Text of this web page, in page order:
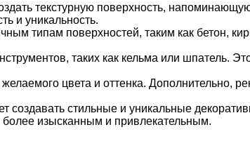
текстурную поверхность,
и уникальность.
типам поверхностей, таким как бетон,
таких как кельма или шпатель.
цвета и оттенка. Дополнительно,
стильные и уникальные
более изысканным и привлекательным.